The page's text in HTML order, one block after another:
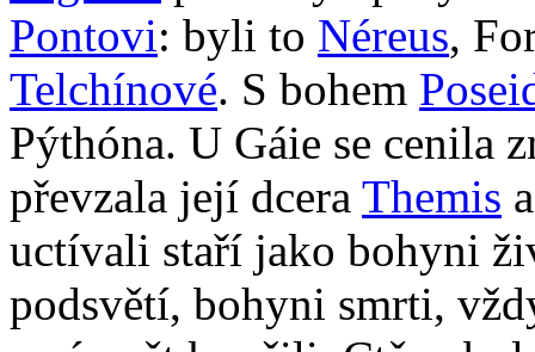
Pontovi: byli to Néreus,
Telchínové. S bohem
Pýthóna. U Gáie se cenila
převzala její dcera Themis
uctívali staří jako bohyni
podsvětí, bohyni smrti,